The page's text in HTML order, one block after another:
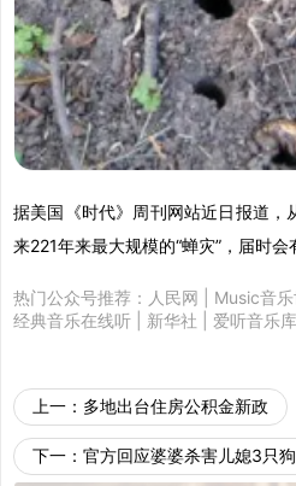
据美国《时代》周刊网站近日报道，
来221年来最大规模的“蝉灾”，届时会
热门公众号推荐： 人民网 Music音
经典音乐在线听
新华社 爱听音乐库
上一： 多地出台住房公积金新政
下一： 官方回应婆婆杀害儿媳3只狗